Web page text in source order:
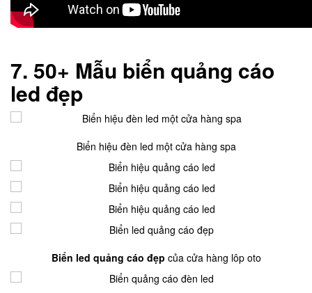
7. 50+ Mẫu biển quảng cáo
led đẹp
Biển hiệu đèn led một cửa hàng spa
Biển led quảng cáo đẹp của cửa hàng lôp oto